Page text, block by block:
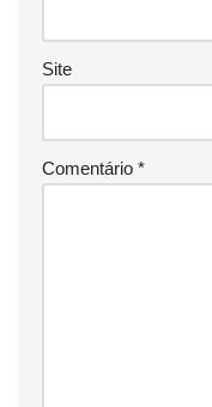
Site
Comentário *